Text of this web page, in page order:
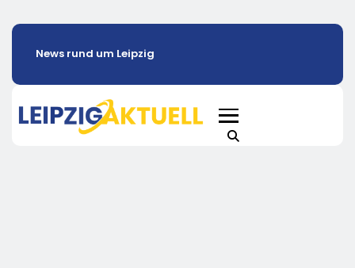
News rund um Leipzig